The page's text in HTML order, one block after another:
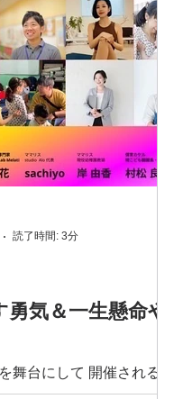
気＆一生懸命や
舞台にして 開催されるフ
のトークショーに 主催し
読了時間: 3分